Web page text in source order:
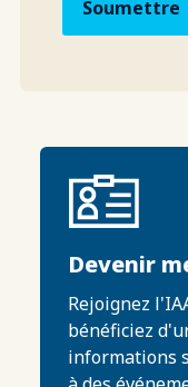
Devenir
Rejoignez
bénéficiez
informations